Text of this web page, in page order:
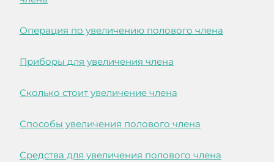
Операция по увеличению полового члена
Приборы для увеличения члена
Сколько стоит увеличение члена
Способы увеличения полового члена
Средства для увеличения полового члена